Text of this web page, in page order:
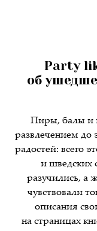
Party
об
Пиры, балы и
развлечением
радостей: всего
и шведских
разучились, а
чувствовали
описания
на страницах